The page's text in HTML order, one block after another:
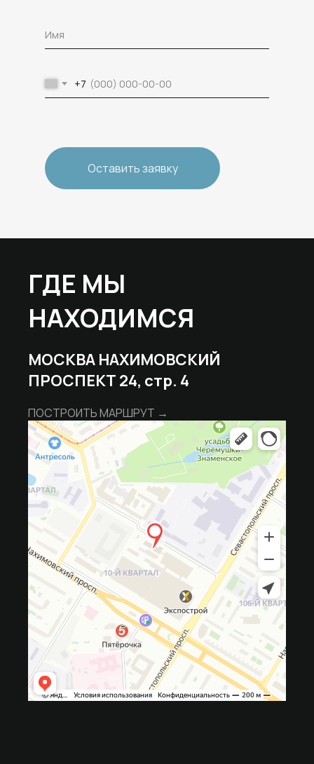
+7
Оставить заявку
ГДЕ МЫ
НАХОДИМСЯ
МОСКВА НАХИМОВСКИЙ
ПРОСПЕКТ 24, стр. 4
ПОСТРОИТЬ МАРШРУТ →